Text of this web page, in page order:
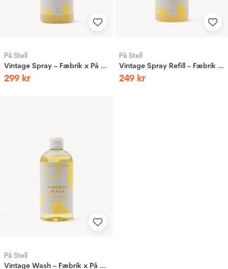
På Stell
Vintage Spray – Fæbrik x På Stell
299 kr
På Stell
Vintage Spray Refill – Fæbrik x På Stell
249 kr
På Stell
Vintage Wash – Fæbrik x På Stell